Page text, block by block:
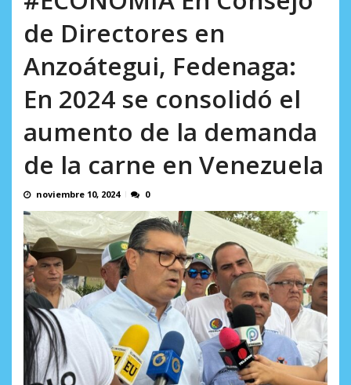
de Directores en
Anzoátegui, Fedenaga:
En 2024 se consolidó el
aumento de la demanda
de la carne en Venezuela
noviembre 10, 2024 0